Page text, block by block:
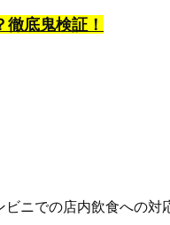
底鬼検証！
ニでの店内飲食への対